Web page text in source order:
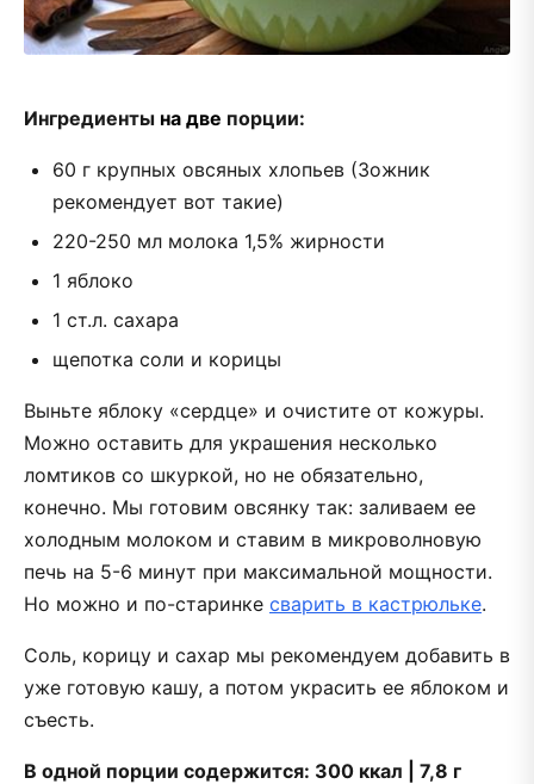
Ингредиенты на две порции:
60 г крупных овсяных хлопьев (Зожник
рекомендует вот такие)
220-250 мл молока 1,5% жирности
1 яблоко
1 ст.л. сахара
щепотка соли и корицы
Выньте яблоку «сердце» и очистите от кожуры.
Можно оставить для украшения несколько
ломтиков со шкуркой, но не обязательно,
конечно. Мы готовим овсянку так: заливаем ее
холодным молоком и ставим в микроволновую
печь на 5-6 минут при максимальной мощности.
Но можно и по-старинке сварить в кастрюльке.
Соль, корицу и сахар мы рекомендуем добавить в
уже готовую кашу, а потом украсить ее яблоком и
съесть.
В одной порции содержится: 300 ккал | 7,8 г